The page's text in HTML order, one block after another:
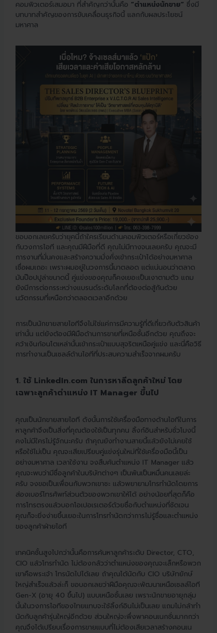
คอมพิวเตอร์เสมอมา ที่สำคัญกว่านั้นคือ “ตำแหน่งนักขาย” ซึ่งมี
บทบาทสำคัญของการขับเคลื่อนธุรกิจนี้ แลกกับผลประโยชน์
มหาศาล
ขอบอกเลยครับว่ายุคนี้ถ้าใครเรียนด้านคอมพิวเตอร์หรือเกี่ยวข้อง
กับวงการไอที และคุณมีฝีมือที่ดี คุณไม่มีทางจนเลยครับ คุณจะมี
การงานที่มั่นคงและสร้างความมั่งคั่งเข้ากระเป๋าได้อย่างมหาศาล
เชื่อผมเถอะ เพราะผมอยู่ในวงการนี้มาตลอด แต่แน่นอนว่าตลาด
มันป๊อปปูล่าขนาดนี้ คู่แข่งของคุณก็คงเยอะเป็นเงาตามตัว แถม
ยังมีการต่อกรระหว่างแบรนด์ระดับโลกที่ต้องต่อสู้กันด้วย
นวัตกรรมที่เหนือกว่าตลอดเวลาอีกด้วย
การเป็นนักขายสายไอทีจึงไม่ใช่แค่การมีความรู้ที่ดีเกี่ยวกับตัวสินค้า
เท่านั้น แต่ยังต้องมีฝีมือด้านการขายที่เหนือชั้นอีกด้วย คุณถึงจะ
คว้าเงินก้อนโตเหล่านั้นเข้ากระเป๋าแบบสุจริตเหนือคู่แข่ง และนี่คือวิธี
การทำงานเป็นเซลล์ด้านไอทีที่ประสบความสำเร็จจากผมครับ
1. ใช้ LinkedIn.com ในการหาลีดลูกค้าใหม่ โดย
เฉพาะลูกค้าตำแหน่ง IT Manager ขึ้นไป
คุณเป็นนักขายสายไอที ดังนั้นการใช้เครื่องมือทางด้านไอทีในการ
หาลูกค้าจึงเป็นสิ่งที่คุณต้องใช้เป็นทุกคน ลิ้งก์อินสำหรับชั่วโมงนี้
คงไม่มีใครไม่รู้จักนะครับ ถ้าคุณยังทำงานสายนี้แล้วยังไม่เคยใช้
หรือใช้ไม่เป็น คุณจะเสียเปรียบคู่แข่งรุ่นใหม่ที่ใช้เครื่องมือนี้เป็น
อย่างมหาศาล เวลาใช้งาน จงสืบค้นตำแหน่ง IT Manager แล้ว
คุณจะพบว่ามีชื่อลูกค้าในบริษัทต่างๆ เป็นพันเป็นหมื่นคนเลยล่ะ
ครับ จงขอเป็นเพื่อนกับพวกเขาซะ แล้วพยายามโทรทำนัดโดยการ
ส่องเบอร์โทรศัพท์ส่วนตัวของพวกเขาให้ได้ อย่างน้อยที่สุดก็คือ
การโทรตรงแล้วบอกโอเปอเรเตอร์ด้วยชื่อกับตำแหน่งที่ชัดเจน
คุณก็จะยิ่งง่ายขึ้นเยอะในการโทรทำนัดกว่าการไม่รู้ชื่อและตำแหน่ง
ของลูกค้าฝ่ายไอที
เทคนิคชั้นสูงไปกว่านั้นคือการค้นหาลูกค้าระดับ Director, CTO,
CIO แล้วโทรทำนัด ไม่ต้องกลัวว่าตำแหน่งของคุณจะเล็กหรือพวก
เขาคือพระเจ้า โทรนัดไปได้เลย ถ้าคุณได้นัดกับ CIO บริษัทยักษ์
ใหญ่สำเร็จแล้วล่ะก็ ขอบอกเลยว่าฝีมือคุณจะพัฒนาเหนือเซลล์ไอที
Gen-X (อายุ 40 ขึ้นไป) แบบเหนือชั้นเลย เพราะนักขายอายุกลุ่ม
นั้นในวงการไอทีของไทยแทบจะใช้ลิ้งก์อินไม่เป็นเลย แถมไม่กล้าทำ
นัดกับลูกค้ารุ่นใหญ่อีกด้วย ส่วนใหญ่จะพึ่งพาคอนเนกชั่นมากกว่า
คุณจึงได้เปรียบเรื่องการขายแบบที่ไม่ต้องเสียเวลาสร้างคอนเน